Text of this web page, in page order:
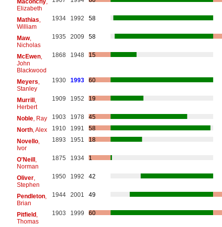
Elizabeth
Mathias
William
1934 1992 58
Maw,
Nicholas
1935 2009 58
McEwen,
John
Blackwood
1868 1948 15
Meyers
Stanley
1930 1993 60
Murrill,
Herbert
1909 1952 19
Noble, Ray 1903 1978
45
North, Alex 1910 1991
58
Novello,
Ivor
1893 1951 18
O'Neill,
Norman
1875 1934 1
Oliver,
Stephen
1950 1992 42
Pendleton,
Brian
1944 2001 49
Pitfield,
Thomas
1903 1999 60